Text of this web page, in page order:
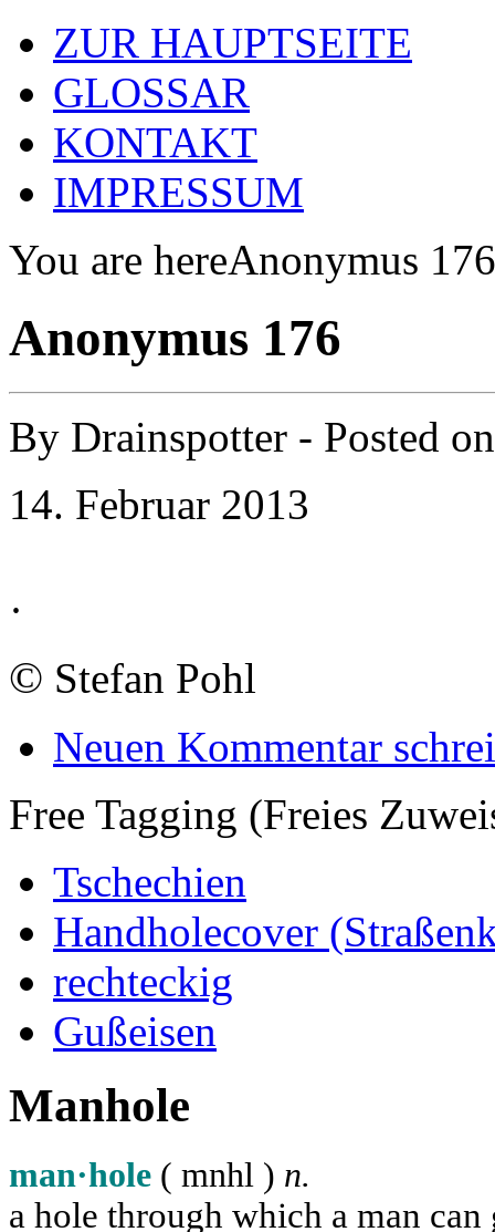
ZUR HAUPTSEITE
GLOSSAR
KONTAKT
IMPRESSUM
You are hereAnonymus 176
Anonymus 176
By Drainspotter - Posted
14. Februar 2013
·
© Stefan Pohl
Neuen Kommentar
Free Tagging (Freies
Tschechien
Handholecover
rechteckig
Gußeisen
Manhole
man·hole ( mnhl ) n.
a hole through which a man